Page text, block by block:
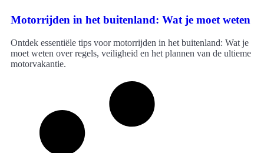
Motorrijden in het buitenland: Wat je moet weten
Ontdek essentiële tips voor motorrijden in het buitenland: Wat je
moet weten over regels, veiligheid en het plannen van de ultieme
motorvakantie.